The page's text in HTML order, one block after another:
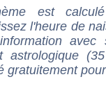
est
l'heure de
astrologique
gratuitement